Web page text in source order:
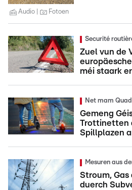
Audio Fotoen
Securité
Zuel vun de
méi staark
Net mam
Gemeng
Trottinetten
Spillplazen
Mesuren aus
Stroum, Gas
duerch